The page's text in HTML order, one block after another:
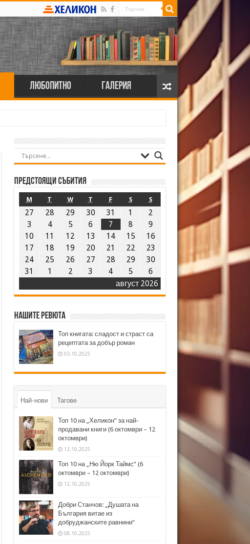
Любопитно Галерия
Предстоящи събития
август 2026
M T W T F S S
27 28 29 30 31 1
2
3
4 5 6 7 8
9
10
11 12 13 14 15
16
17
18 19 20 21 22
23
24
25 26 27 28 29
30
31
1 2 3 4 5 6
Нашите ревюта
Топ книгата: сладост и страст са
рецептата за добър роман
03.10.2025
Най-нови Тагове
Топ 10 на „Хеликон” за най-
продавани книги (6 октомври – 12
октомври)
12.10.2025
Топ 10 на „Ню Йорк Таймс” (6
октомври – 12 октомври)
12.10.2025
Добри Станчов: „Душата на
България витае из
добруджанските равнини“
08.10.2025